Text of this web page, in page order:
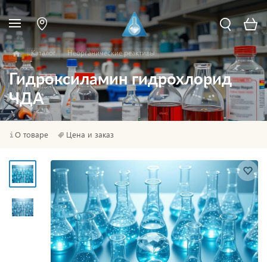
Каталог Неорганические реактивы
Гидроксиламин гидрохлорид
ЧДА
О товаре Цена и заказ